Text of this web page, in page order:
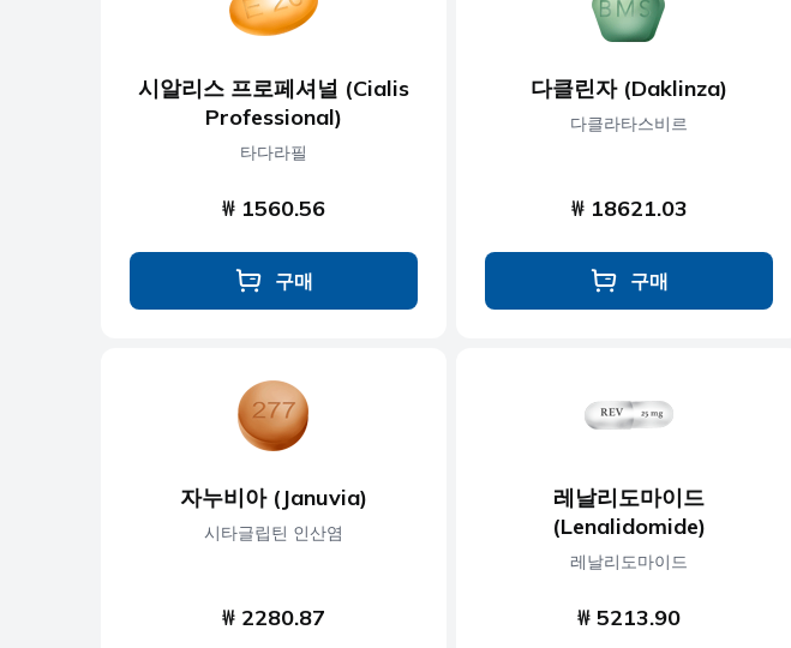
시알리스 프로페셔널 (Cialis
Professional)
타다라필
₩ 1560.56
구매
다클린자 (Daklinza)
다클라타스비르
₩ 18621.03
구매
자누비아 (Januvia)
시타글립틴 인산염
₩ 2280.87
레날리도마이드
(Lenalidomide)
레날리도마이드
₩ 5213.90